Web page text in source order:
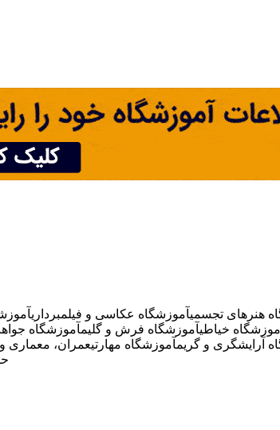
هنرهای تجسمیآموزشگاه عکاسی و فیلمبرداری
خیاطیآموزشگاه فرش و گلیمآموزشگاه
آرایشگری و گریمآموزشگاه مهارتیعمران، معماری